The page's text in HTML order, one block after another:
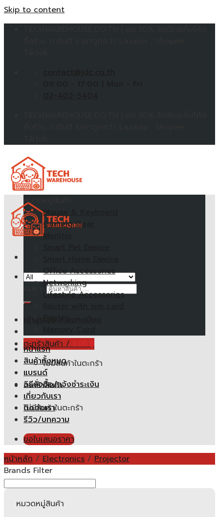
Skip to content
ตะกร้าสินค้า /0.00 ฿
ไม่มีสินค้าในตะกร้า
ตะกร้าสินค้า
ไม่มีสินค้าในตะกร้า
หมวดหมู่สินค้า
Mouse & Keyboard
Gaming Gear
Monitor
Office Accessories
Networking
Lifestyle Accessories
หน้าแรก
สินค้าทั้งหมด
แบรนด์
วิธีสั่งซื้อ/แจ้งชำระเงิน
เกี่ยวกับเรา
ติดต่อเรา
รีวิว/บทความ
ขอใบเสนอราคา
หน้าหลัก / Electronics / Projector
Brands Filter
หมวดหมู่สินค้า